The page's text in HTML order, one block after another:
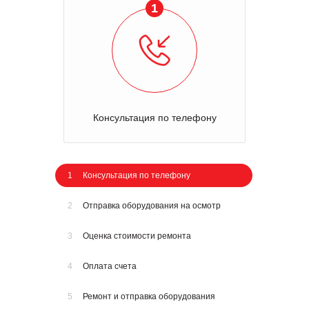
1
Консультация по телефону
1 Консультация по телефону
2 Отправка оборудования на осмотр
3 Оценка стоимости ремонта
4 Оплата счета
5 Ремонт и отправка оборудования